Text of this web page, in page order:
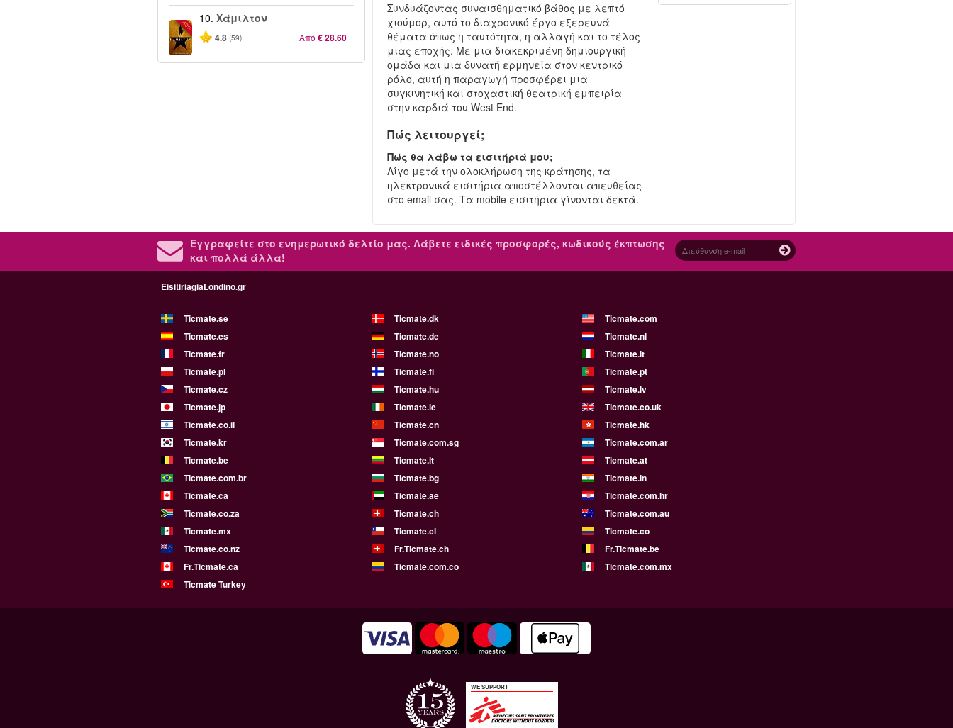
-40%
10. Χάμιλτον
4.8 (59) Από € 28.60
Συνδυάζοντας συναισθηματικό βάθος με λεπτό
χιούμορ, αυτό το διαχρονικό έργο εξερευνά
θέματα όπως η ταυτότητα, η αλλαγή και το τέλος
μιας εποχής. Με μια διακεκριμένη δημιουργική
ομάδα και μια δυνατή ερμηνεία στον κεντρικό
ρόλο, αυτή η παραγωγή προσφέρει μια
συγκινητική και στοχαστική θεατρική εμπειρία
στην καρδιά του West End.
Πώς λειτουργεί;
Πώς θα λάβω τα εισιτήριά μου;
Λίγο μετά την ολοκλήρωση της κράτησης, τα
ηλεκτρονικά εισιτήρια αποστέλλονται απευθείας
στο email σας. Τα mobile εισιτήρια γίνονται δεκτά.
Εγγραφείτε στο ενημερωτικό δελτίο μας. Λάβετε ειδικές προσφορές, κωδικούς έκπτωσης
και πολλά άλλα!
EisitiriagiaLondino.gr
Ticmate.se Ticmate.dk
Ticmate.com
Ticmate.es
Ticmate.de
Ticmate.nl
Ticmate.fr
Ticmate.no
Ticmate.it
Ticmate.pl
Ticmate.fi
Ticmate.pt
Ticmate.cz
Ticmate.hu
Ticmate.lv
Ticmate.jp
Ticmate.ie
Ticmate.co.uk
Ticmate.co.il
Ticmate.cn
Ticmate.hk
Ticmate.kr
Ticmate.com.sg
Ticmate.com.ar
Ticmate.be
Ticmate.lt
Ticmate.at
Ticmate.com.br
Ticmate.bg
Ticmate.in
Ticmate.ca
Ticmate.ae
Ticmate.com.hr
Ticmate.co.za
Ticmate.ch
Ticmate.com.au
Ticmate.mx
Ticmate.cl
Ticmate.co
Ticmate.co.nz
Fr.Ticmate.ch
Fr.Ticmate.be
Fr.Ticmate.ca
Ticmate.com.co
Ticmate.com.mx
Ticmate Turkey
WE SUPPORT